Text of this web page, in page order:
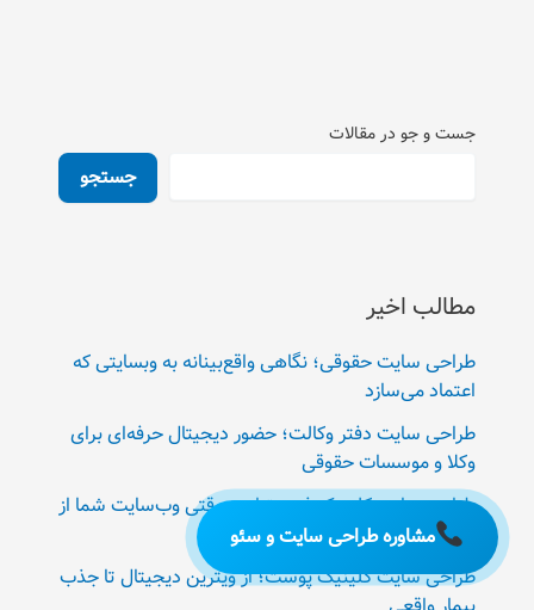
جست و جو در مقالات
جستجو
مطالب اخیر
طراحی سایت حقوقی؛ نگاهی واقع‌بینانه به وبسایتی که
اعتماد می‌سازد
طراحی سایت دفتر وکالت؛ حضور دیجیتال حرفه‌ای برای
وکلا و موسسات حقوقی
طراحی سایت کلینیک فیزیوتراپی؛ وقتی وب‌سایت شما از
منشی هم منظم‌تر جواب می‌دهد
طراحی سایت کلینیک پوست؛ از ویترین دیجیتال تا جذب
مشاوره طراحی سایت و سئو